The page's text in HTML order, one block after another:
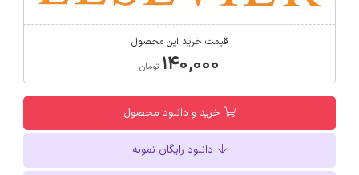
قیمت خرید این محصول
۱۴۰,۰۰۰ تومان
خرید و دانلود محصول
دانلود رایگان نمونه